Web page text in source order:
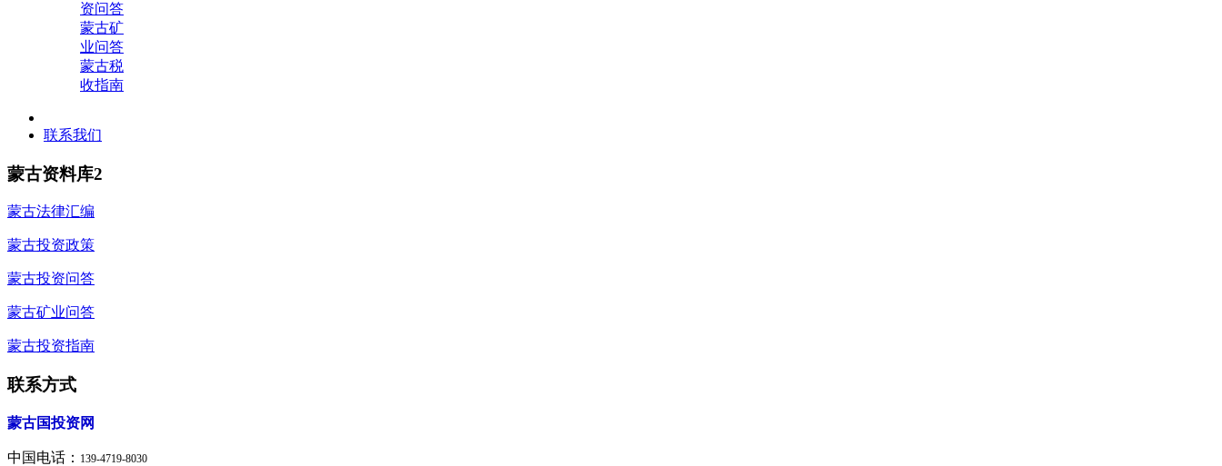
资问答
蒙古矿
业问答
蒙古税
收指南
联系我们
蒙古资料库2
蒙古法律汇编
蒙古投资政策
蒙古投资问答
蒙古矿业问答
蒙古投资指南
联系方式
蒙古国投资网
中国电话： 139-4719-8030